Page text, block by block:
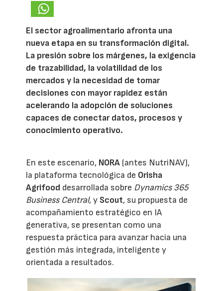
El sector agroalimentario afronta una
nueva etapa en su transformación digital.
La presión sobre los márgenes, la exigencia
de trazabilidad, la volatilidad de los
mercados y la necesidad de tomar
decisiones con mayor rapidez están
acelerando la adopción de soluciones
capaces de conectar datos, procesos y
conocimiento operativo.
En este escenario, NORA (antes NutriNAV),
la plataforma tecnológica de Orisha
Agrifood desarrollada sobre Dynamics 365
Business Central, y Scout, su propuesta de
acompañamiento estratégico en IA
generativa, se presentan como una
respuesta práctica para avanzar hacia una
gestión más integrada, inteligente y
orientada a resultados.